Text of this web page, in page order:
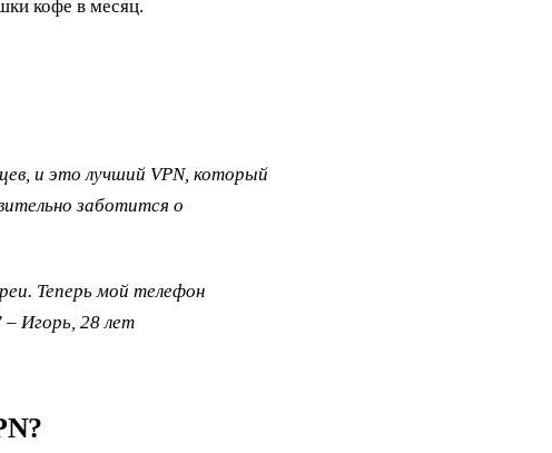
кофе в месяц.
и это лучший VPN, который
заботится о
Теперь мой телефон
Игорь, 28 лет